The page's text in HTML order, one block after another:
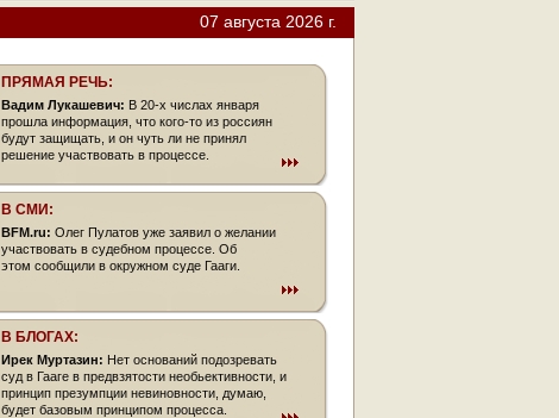
07 августа 2026 г.
ПРЯМАЯ РЕЧЬ:
Вадим Лукашевич: В 20-х числах января
прошла информация, что кого-то из россиян
будут защищать, и он чуть ли не принял
решение участвовать в процессе.
В СМИ:
BFM.ru: Олег Пулатов уже заявил о желании
участвовать в судебном процессе. Об
этом сообщили в окружном суде Гааги.
В БЛОГАХ:
Ирек Муртазин: Нет оснований подозревать
суд в Гааге в предвзятости необьективности, и
принцип презумпции невиновности, думаю,
будет базовым принципом процесса.